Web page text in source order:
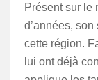
Présent sur le
d’années,
cette région.
lui ont déjà